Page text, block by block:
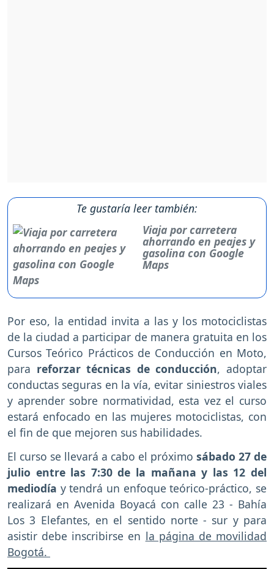
Te gustaría leer también:
Viaja por carretera
ahorrando en peajes y
gasolina con Google
Maps
Por eso, la entidad invita a las y los motociclistas
de la ciudad a participar de manera gratuita en los
Cursos Teórico Prácticos de Conducción en Moto,
para reforzar técnicas de conducción, adoptar
conductas seguras en la vía, evitar siniestros viales
y aprender sobre normatividad, esta vez el curso
estará enfocado en las mujeres motociclistas, con
el fin de que mejoren sus habilidades.
El curso se llevará a cabo el próximo sábado 27 de
julio entre las 7:30 de la mañana y las 12 del
mediodía y tendrá un enfoque teórico-práctico, se
realizará en Avenida Boyacá con calle 23 - Bahía
Los 3 Elefantes, en el sentido norte - sur y para
asistir debe inscribirse en la página de movilidad
Bogotá.